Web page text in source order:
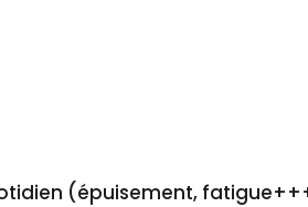
(épuisement,